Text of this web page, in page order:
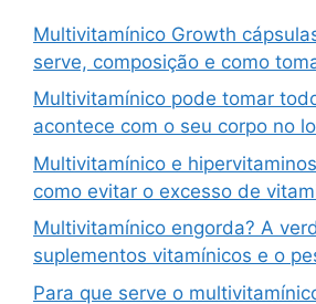
Multivitamínico Growth
serve, composição e como
Multivitamínico pode tomar
acontece com o seu corpo no
Multivitamínico e
como evitar o excesso de
Multivitamínico engorda? A
suplementos vitamínicos e o
Para que serve o